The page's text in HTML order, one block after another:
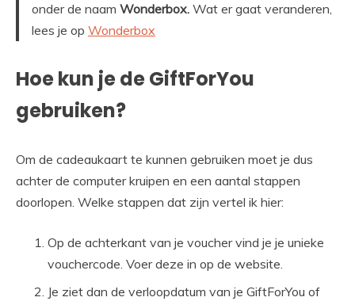
onder de naam Wonderbox. Wat er gaat veranderen,
lees je op Wonderbox
Hoe kun je de GiftForYou
gebruiken?
Om de cadeaukaart te kunnen gebruiken moet je dus
achter de computer kruipen en een aantal stappen
doorlopen. Welke stappen dat zijn vertel ik hier:
Op de achterkant van je voucher vind je je unieke
vouchercode. Voer deze in op de website.
Je ziet dan de verloopdatum van je GiftForYou of